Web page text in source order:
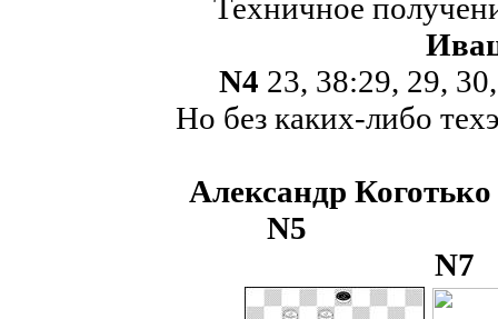
Техничное
N4 23, 38:29, 29,
Но без каких-либо
Александр
N5
N